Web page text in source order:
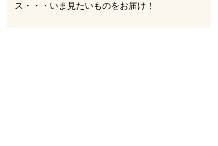
ス・・・いま見たいものをお届け！